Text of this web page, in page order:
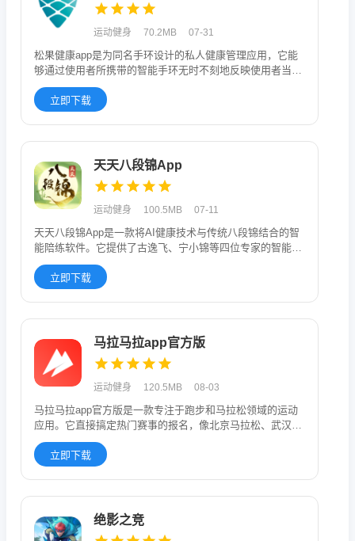
运动健身 70.2MB 07-31
松果健康app是为同名手环设计的私人健康管理应用，它能
够通过使用者所携带的智能手环无时不刻地反映使用者当前
的健康身体讯息
立即下载
天天八段锦App
运动健身 100.5MB 07-11
天天八段锦App是一款将AI健康技术与传统八段锦结合的智
能陪练软件。它提供了古逸飞、宁小锦等四位专家的智能跟
练和视频资源
立即下载
马拉马拉app官方版
运动健身 120.5MB 08-03
马拉马拉app官方版是一款专注于跑步和马拉松领域的运动
应用。它直接搞定热门赛事的报名，像北京马拉松、武汉马
拉松这些大型比
立即下载
绝影之竞